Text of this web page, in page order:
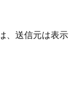
、送信元は表示